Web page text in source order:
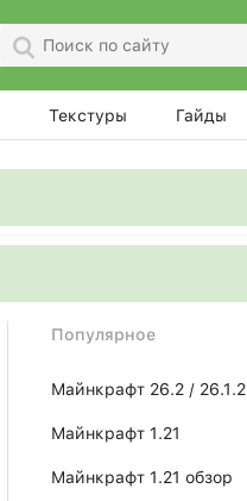
Текстуры Гайды
Популярное
Майнкрафт 26.2 / 26.1.2
Майнкрафт 1.21
Майнкрафт 1.21 обзор